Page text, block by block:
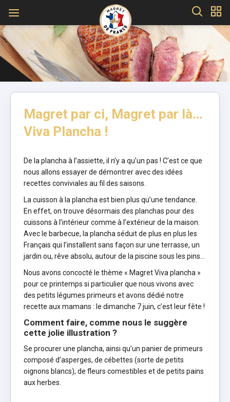
Magret par ci, Magret par là…
Viva Plancha !
De la plancha à l’assiette, il n’y a qu’un pas ! C’est ce que
nous allons essayer de démontrer avec des idées
recettes conviviales au fil des saisons.
La cuisson à la plancha est bien plus qu’une tendance.
En effet, on trouve désormais des planchas pour des
cuissons à l’intérieur comme à l’extérieur de la maison.
Avec le barbecue, la plancha séduit de plus en plus les
Français qui l’installent sans façon sur une terrasse, un
jardin ou, rêve absolu, autour de la piscine sous les pins…
Nous avons concocté le thème « Magret Viva plancha »
pour ce printemps si particulier que nous vivons avec
des petits légumes primeurs et avons dédié notre
recette aux mamans : le dimanche 7 juin, c’est leur fête !
Comment faire, comme nous le suggère
cette jolie illustration ?
Se procurer une plancha, ainsi qu’un panier de primeurs
composé d’asperges, de cébettes (sorte de petits
oignons blancs), de fleurs comestibles et de petits pains
aux herbes.